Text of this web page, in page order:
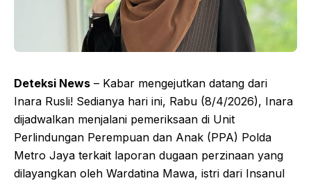
Deteksi News – Kabar mengejutkan datang dari
Inara Rusli! Sedianya hari ini, Rabu (8/4/2026), Inara
dijadwalkan menjalani pemeriksaan di Unit
Perlindungan Perempuan dan Anak (PPA) Polda
Metro Jaya terkait laporan dugaan perzinaan yang
dilayangkan oleh Wardatina Mawa, istri dari Insanul